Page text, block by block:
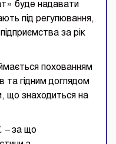
буде надавати
під регулювання,
за рік
похованням
та гідним доглядом
що знаходиться на
– за що